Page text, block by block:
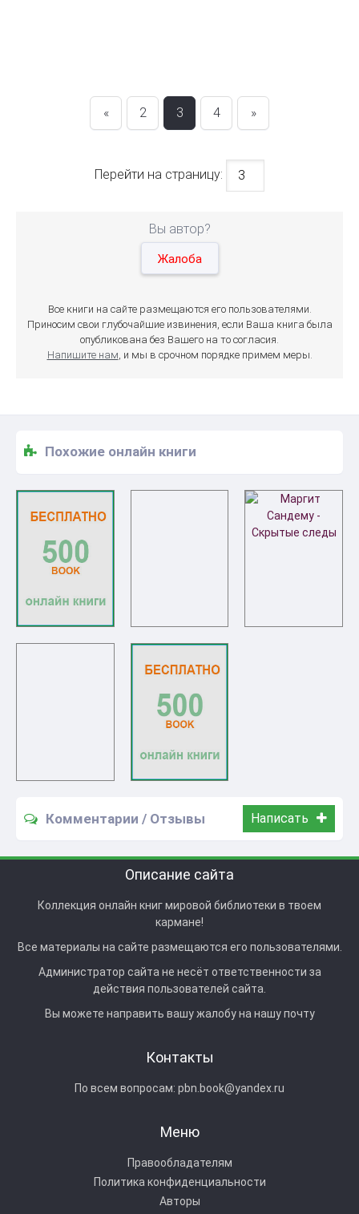
« 2 3 4 »
Перейти на страницу:
Вы автор?
Жалоба
Все книги на сайте размещаются его пользователями.
Приносим свои глубочайшие извинения, если Ваша книга была
опубликована без Вашего на то согласия.
Напишите нам , и мы в срочном порядке примем меры.
Похожие онлайн книги
Комментарии / Отзывы Написать
Описание сайта
Коллекция онлайн книг мировой библиотеки в твоем
кармане!
Все материалы на сайте размещаются его пользователями.
Администратор сайта не несёт ответственности за
действия пользователей сайта.
Вы можете направить вашу жалобу на нашу почту
Контакты
По всем вопросам: pbn.book@yandex.ru
Меню
Правообладателям
Политика конфиденциальности
Авторы